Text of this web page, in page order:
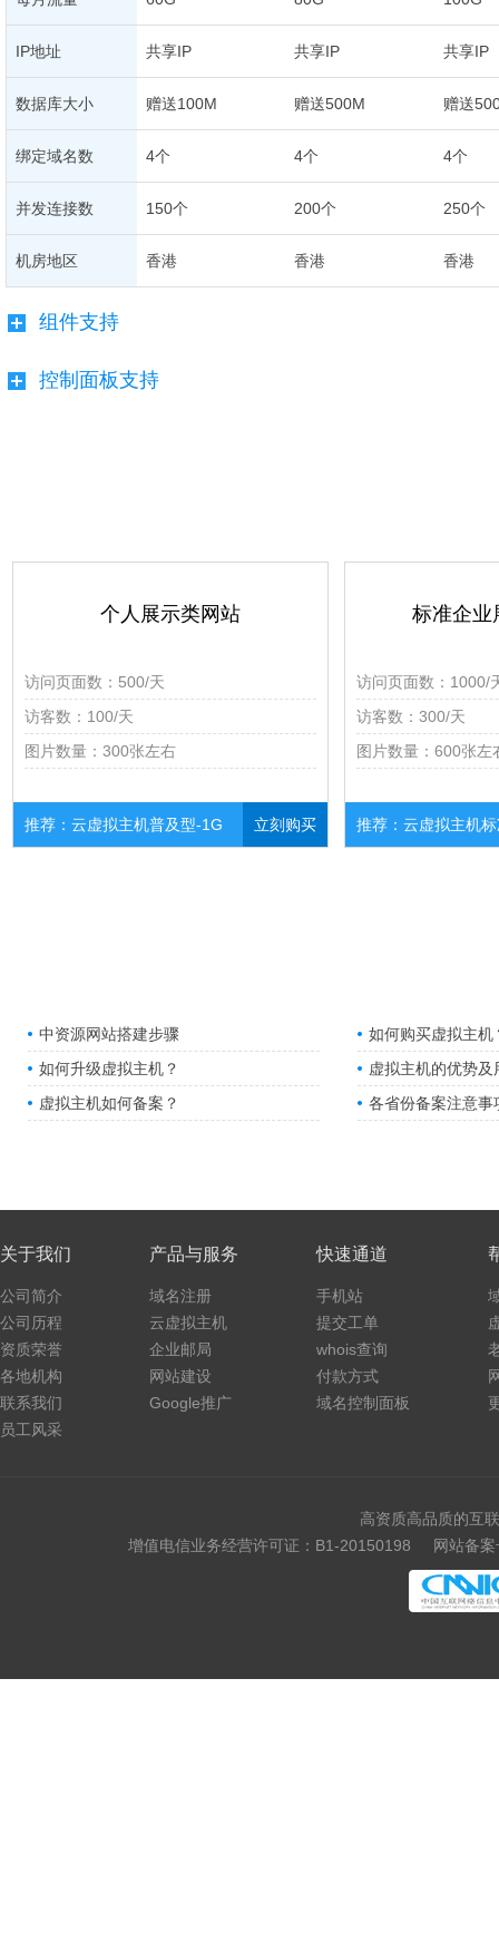
IP地址 共享IP 共享IP 共享IP
数据库大小 赠送100M 赠送500M 赠送
绑定域名数 4个 4个 4个
并发连接数 150个 200个 250个
机房地区 香港 香港 香港
组件支持
控制面板支持
个人展示类网站
访问页面数：500/天
访客数：100/天
图片数量：300张左右
立刻购买
推荐：云虚拟主机普及型-1G
标准企业
访问页面数：1000/
访客数：300/天
图片数量：600张左
推荐：云虚拟主机
中资源网站搭建步骤
如何升级虚拟主机？
虚拟主机如何备案？
如何购买虚拟主机
虚拟主机的优势及
各省份备案注意事
关于我们
公司简介
公司历程
资质荣誉
各地机构
联系我们
员工风采
产品与服务
域名注册
云虚拟主机
企业邮局
网站建设
Google推广
快速通道
手机站
提交工单
whois查询
付款方式
域名控制面板
高资质高品质的互
增值电信业务经营许可证：B1-20150198
网站备